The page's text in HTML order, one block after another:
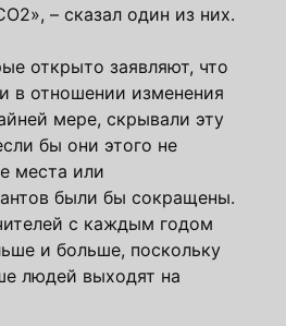
– сказал один из них.
открыто заявляют, что
в отношении изменения
мере, скрывали эту
бы они этого не
места или
были бы сокращены.
с каждым годом
и больше, поскольку
людей выходят на